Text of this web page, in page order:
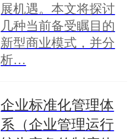
展机遇。本文将探讨
几种当前备受瞩目的
新型商业模式，并分
析…
企业标准化管理体
系（企业管理运行